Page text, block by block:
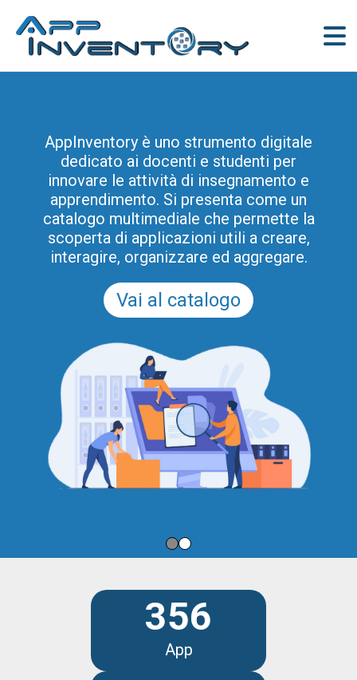
AppInventory è uno strumento digitale
dedicato ai docenti e studenti per
innovare le attività di insegnamento e
apprendimento. Si presenta come un
catalogo multimediale che permette la
scoperta di applicazioni utili a creare,
interagire, organizzare ed aggregare.
Vai al catalogo
356
App